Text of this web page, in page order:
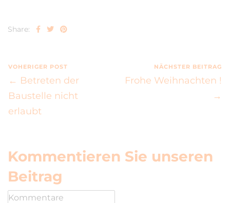
Share:
VOHERIGER POST
← Betreten der
Baustelle nicht
erlaubt
NÄCHSTER BEITRAG
Frohe Weihnachten !
→
Kommentieren Sie unseren
Beitrag